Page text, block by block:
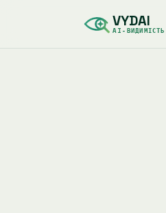
VYDAI
AI-ВИДИМІСТЬ